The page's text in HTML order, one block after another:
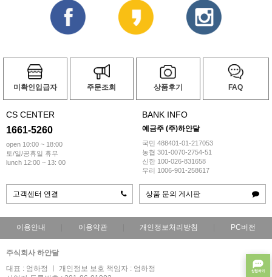
미확인입급자 주문조회 상품후기 FAQ
CS CENTER
1661-5260
open 10:00 ~ 18:00
토/일/공휴일 휴무
lunch 12:00 ~ 13: 00
BANK INFO
예금주 (주)하얀달
국민 488401-01-217053
농협 301-0070-2754-51
신한 100-026-831658
우리 1006-901-258617
고객센터 연결 상품 문의 게시판
이용안내 이용약관 개인정보처리방침 PC버전
주식회사 하얀달
대표 : 엄하정 ㅣ 개인정보 보호 책임자 : 엄하정